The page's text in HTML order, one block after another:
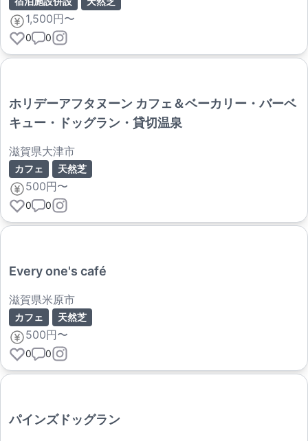
1,500円〜
0 0
ホリデーアフタヌーン カフェ＆ベーカリー・バーベ
キュー・ドッグラン・貸切温泉
滋賀県大津市
カフェ 天然芝
500円〜
0 0
Every one's café
滋賀県米原市
カフェ 天然芝
500円〜
0 0
パインズドッグラン